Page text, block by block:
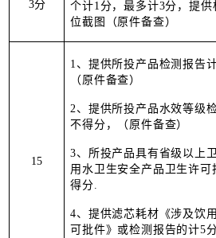
3分
个计1分，最多计3分，提供
位截图（原件备查）
15
1、 提供所投产品检测报告
（原件备查）
2、 提供所投产品水效等级
不得分，（原件备查）
3、 所投产品具有省级以上
用水卫生安全产品卫生许可
得分.
4、 提供滤芯耗材《涉及饮
可批件》或检测报告的计5